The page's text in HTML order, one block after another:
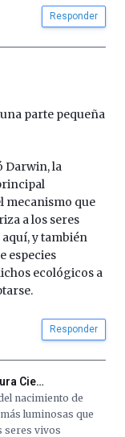
Responder
parte pequeña
Darwin, la
mecanismo que
a los seres
aquí, y también
especies
ecológicos a
Responder
Cie…
nacimiento de
luminosas que
seres vivos